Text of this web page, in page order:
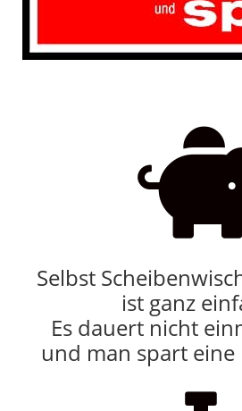
Selbst
ist ganz
Es dauert nicht
und man spart eine